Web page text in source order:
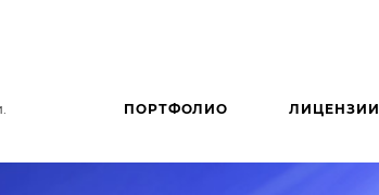
ПОРТФОЛИО ЛИЦЕНЗИИ